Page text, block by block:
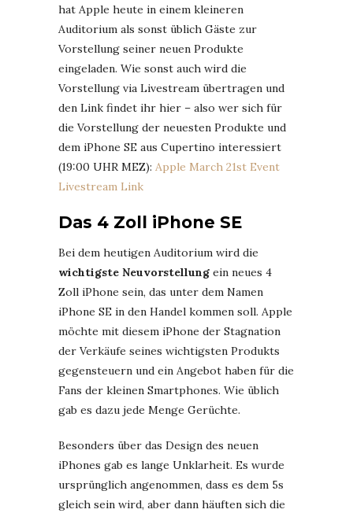
hat Apple heute in einem kleineren
Auditorium als sonst üblich Gäste zur
Vorstellung seiner neuen Produkte
eingeladen. Wie sonst auch wird die
Vorstellung via Livestream übertragen und
den Link findet ihr hier – also wer sich für
die Vorstellung der neuesten Produkte und
dem iPhone SE aus Cupertino interessiert
(19:00 UHR MEZ): Apple March 21st Event
Livestream Link
Das 4 Zoll iPhone SE
Bei dem heutigen Auditorium wird die
wichtigste Neuvorstellung ein neues 4
Zoll iPhone sein, das unter dem Namen
iPhone SE in den Handel kommen soll. Apple
möchte mit diesem iPhone der Stagnation
der Verkäufe seines wichtigsten Produkts
gegensteuern und ein Angebot haben für die
Fans der kleinen Smartphones. Wie üblich
gab es dazu jede Menge Gerüchte.
Besonders über das Design des neuen
iPhones gab es lange Unklarheit. Es wurde
ursprünglich angenommen, dass es dem 5s
gleich sein wird, aber dann häuften sich die